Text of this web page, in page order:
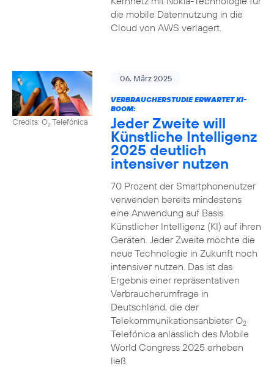
die mobile Datennutzung in die
Cloud von AWS verlagert.
Credits: O2Telefónica
06. März 2025
VERBRAUCHERSTUDIE ERWARTET KI-
BOOM:
Jeder Zweite will
Künstliche Intelligenz
2025 deutlich
intensiver nutzen
70 Prozent der Smartphonenutzer
verwenden bereits mindestens
eine Anwendung auf Basis
Künstlicher Intelligenz (KI) auf ihren
Geräten. Jeder Zweite möchte die
neue Technologie in Zukunft noch
intensiver nutzen. Das ist das
Ergebnis einer repräsentativen
Verbraucherumfrage in
Deutschland, die der
Telekommunikationsanbieter O2
Telefónica anlässlich des Mobile
World Congress 2025 erheben
ließ.